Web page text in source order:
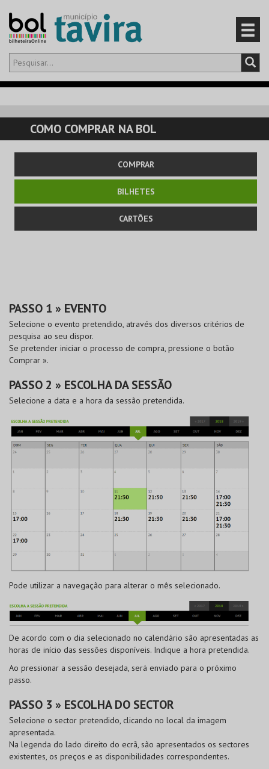
Olá,iniciar sessão
CARRINHO
EVENTOS
CARTÕES
PRODUTOS
COMO COMPRAR NA BOL
COMPRAR
BILHETES
CARTÕES
PASSO 1 » EVENTO
Selecione o evento pretendido, através dos diversos critérios de
pesquisa ao seu dispor.
Se pretender iniciar o processo de compra, pressione o botão
Comprar ».
PASSO 2 » ESCOLHA DA SESSÃO
Selecione a data e a hora da sessão pretendida.
Pode utilizar a navegação para alterar o mês selecionado.
De acordo com o dia selecionado no calendário são apresentadas as
horas de início das sessões disponíveis. Indique a hora pretendida.
Ao pressionar a sessão desejada, será enviado para o próximo
passo.
PASSO 3 » ESCOLHA DO SECTOR
Selecione o sector pretendido, clicando no local da imagem
apresentada.
Na legenda do lado direito do ecrã, são apresentados os sectores
existentes, os preços e as disponibilidades correspondentes.